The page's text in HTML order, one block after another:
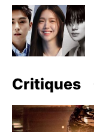
Critiques